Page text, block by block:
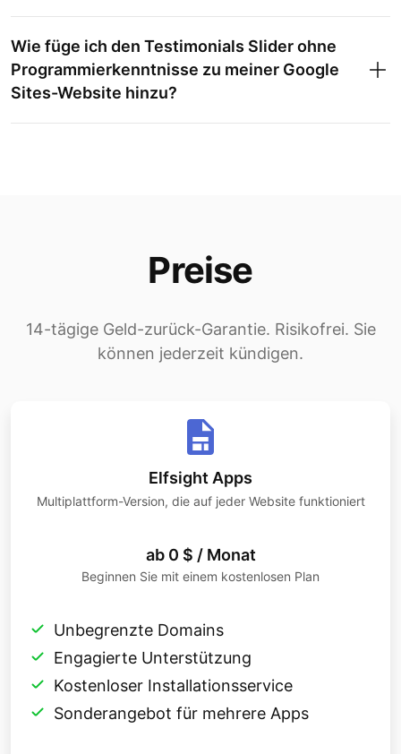
Wie füge ich den Testimonials Slider ohne
Programmierkenntnisse zu meiner Google
Sites-Website hinzu?
Preise
14-tägige Geld-zurück-Garantie. Risikofrei. Sie
können jederzeit kündigen.
Elfsight Apps
Multiplattform-Version, die auf jeder Website funktioniert
ab 0 $ / Monat
Beginnen Sie mit einem kostenlosen Plan
Unbegrenzte Domains
Engagierte Unterstützung
Kostenloser Installationsservice
Sonderangebot für mehrere Apps